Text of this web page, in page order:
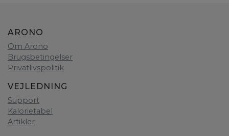
ARONO
Om Arono
Brugsbetingelser
Privatlivspolitik
VEJLEDNING
Support
Kalorietabel
Artikler